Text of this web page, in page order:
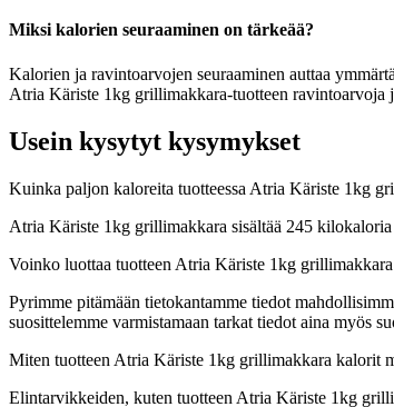
Miksi kalorien seuraaminen on tärkeää?
Kalorien ja ravintoarvojen seuraaminen auttaa
Atria Käriste 1kg grillimakkara-tuotteen
Usein kysytyt kysymykset
Kuinka paljon kaloreita tuotteessa Atria Käriste 1kg
Atria Käriste 1kg grillimakkara sisältää 245
Voinko luottaa tuotteen Atria Käriste 1kg
Pyrimme pitämään tietokantamme tiedot
suosittelemme varmistamaan tarkat tiedot aina myös
Miten tuotteen Atria Käriste 1kg grillimakkara kalorit
Elintarvikkeiden, kuten tuotteen Atria Käriste 1kg